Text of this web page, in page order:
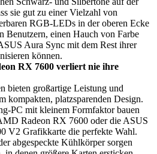
sie gut zu einer Vielzahl von
RGB-LEDs in der oberen Ecke
Benutzern, einen Hauch von Farbe
Aura Sync mit dem Rest ihrer
können.
RX 7600 verliert nie ihre
bieten großartige Leistung und
kompakten, platzsparenden Design.
PC mit kleinem Formfaktor bauen
Radeon RX 7600 oder die ASUS
V2 Grafikkarte die perfekte Wahl.
abgespeckte Kühlkörper sorgen